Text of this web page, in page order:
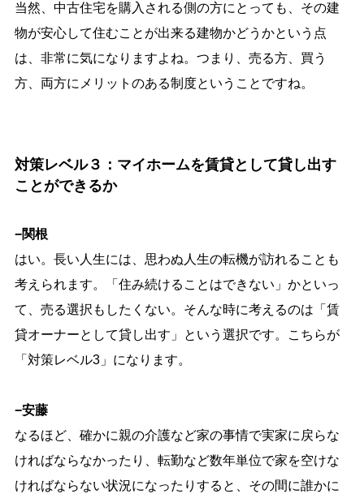
当然、中古住宅を購入される側の方にとっても、その建
物が安心して住むことが出来る建物かどうかという点
は、非常に気になりますよね。つまり、売る方、買う
方、両方にメリットのある制度ということですね。
対策レベル３：マイホームを賃貸として貸し出す
ことができるか
−関根
はい。長い人生には、思わぬ人生の転機が訪れることも
考えられます。「住み続けることはできない」かといっ
て、売る選択もしたくない。そんな時に考えるのは「賃
貸オーナーとして貸し出す」という選択です。こちらが
「対策レベル3」になります。
−安藤
なるほど、確かに親の介護など家の事情で実家に戻らな
ければならなかったり、転勤など数年単位で家を空けな
ければならない状況になったりすると、その間に誰かに